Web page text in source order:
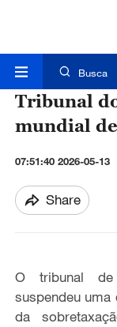
Busca
Tribunal
mundial
07:51:40 2026-05-13
Share
O tribunal de
suspendeu
da